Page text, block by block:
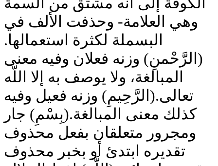
وهي العلامة- وحذفت الألف في
البسملة لكثرة استعمالها.
(الرَّحْمنِ) وزنه فعلان وفيه معنى
المبالغة، ولا يوصف به إلا اللّه
تعالى.(الرَّحِيمِ) وزنه فعيل وفيه
كذلك معنى المبالغة.(بِسْمِ) جار
ومجرور متعلقان بفعل محذوف
تقديره ابتدئ أو بخبر محذوف